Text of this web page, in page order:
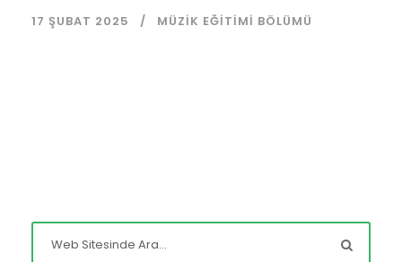
17 ŞUBAT 2025 MÜZIK EĞITIMI BÖLÜMÜ